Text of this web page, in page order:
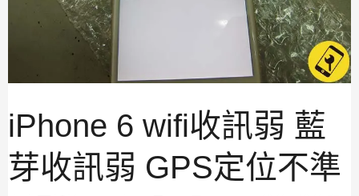
iPhone 6 wifi收訊弱 藍
芽收訊弱 GPS定位不準
位